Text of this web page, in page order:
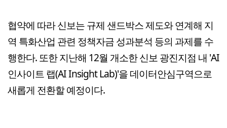
협약에 따라 신보는 규제 샌드박스 제도와 연계해 지
역 특화산업 관련 정책자금 성과분석 등의 과제를 수
행한다. 또한 지난해 12월 개소한 신보 광진지점 내 'AI
인사이트 랩(AI Insight Lab)'을 데이터안심구역으로
새롭게 전환할 예정이다.